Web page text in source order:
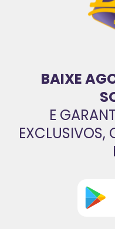
BAIXE
E
EXCLUSIVOS,